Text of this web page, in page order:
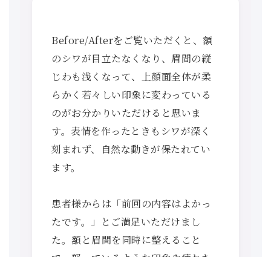
Before/Afterをご覧いただくと、額
のシワが目立たなくなり、眉間の縦
じわも浅くなって、上顔面全体が柔
らかく若々しい印象に変わっている
のがお分かりいただけると思いま
す。表情を作ったときもシワが深く
刻まれず、自然な動きが保たれてい
ます。
患者様からは「前回の内容はよかっ
たです。」とご満足いただけまし
た。額と眉間を同時に整えること